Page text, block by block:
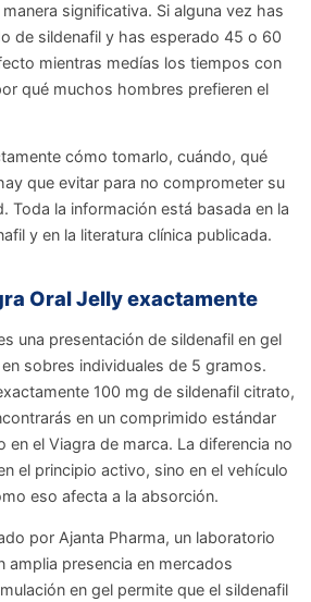
significativa. Si alguna vez has
de sildenafil y has esperado 45 o 60
mientras medías los tiempos con
qué muchos hombres prefieren el
cómo tomarlo, cuándo, qué
que evitar para no comprometer su
Toda la información está basada en la
y en la literatura clínica publicada.
Oral Jelly exactamente
una presentación de sildenafil en gel
sobres individuales de 5 gramos.
100 mg de sildenafil citrato,
en un comprimido estándar
en el Viagra de marca. La diferencia no
el principio activo, sino en el vehículo
eso afecta a la absorción.
por Ajanta Pharma, un laboratorio
amplia presencia en mercados
en gel permite que el sildenafil